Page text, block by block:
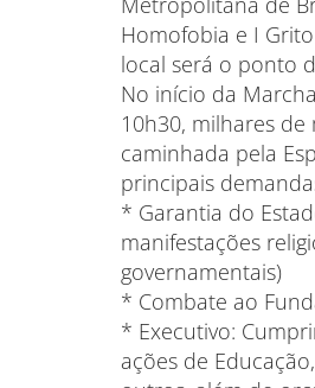
Homofobia e I
local será o ponto
No início da
10h30, milhares
caminhada pela
principais
* Garantia do
manifestações
governamentais)
* Combate ao
* Executivo:
ações de